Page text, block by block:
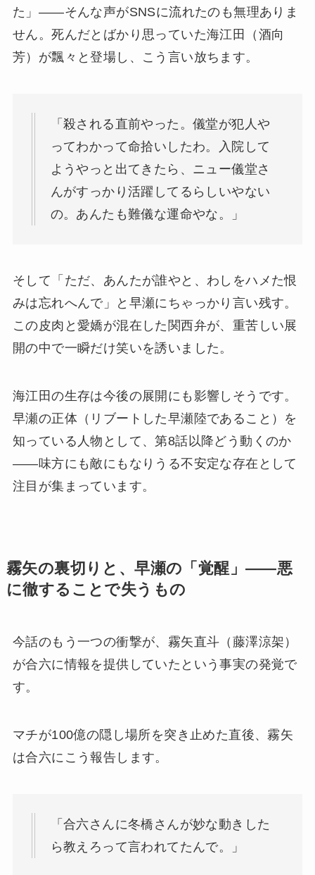
た」——そんな声がSNSに流れたのも無理ありま
せん。死んだとばかり思っていた海江田（酒向
芳）が飄々と登場し、こう言い放ちます。
「殺される直前やった。儀堂が犯人や
ってわかって命拾いしたわ。入院して
ようやっと出てきたら、ニュー儀堂さ
んがすっかり活躍してるらしいやない
の。あんたも難儀な運命やな。」
そして「ただ、あんたが誰やと、わしをハメた恨
みは忘れへんで」と早瀬にちゃっかり言い残す。
この皮肉と愛嬌が混在した関西弁が、重苦しい展
開の中で一瞬だけ笑いを誘いました。
海江田の生存は今後の展開にも影響しそうです。
早瀬の正体（リブートした早瀬陸であること）を
知っている人物として、第8話以降どう動くのか
——味方にも敵にもなりうる不安定な存在として
注目が集まっています。
霧矢の裏切りと、早瀬の「覚醒」——悪
に徹することで失うもの
今話のもう一つの衝撃が、霧矢直斗（藤澤涼架）
が合六に情報を提供していたという事実の発覚で
す。
マチが100億の隠し場所を突き止めた直後、霧矢
は合六にこう報告します。
「合六さんに冬橋さんが妙な動きした
ら教えろって言われてたんで。」